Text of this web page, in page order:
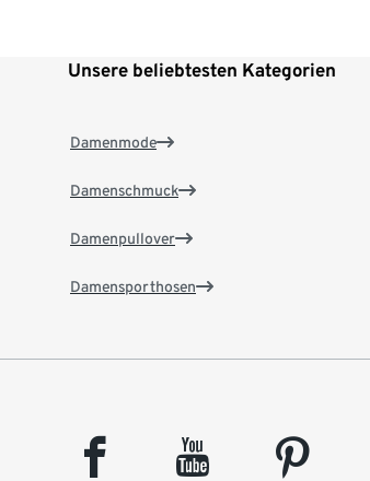
Unsere beliebtesten Kategorien
Damenmode
Damenschmuck
Damenpullover
Damensporthosen
facebook youtube pinterest